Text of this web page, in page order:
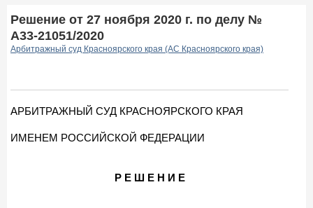
Решение от 27 ноября 2020 г. по делу №
А33-21051/2020
Арбитражный суд Красноярского края (АС Красноярского края)
АРБИТРАЖНЫЙ СУД КРАСНОЯРСКОГО КРАЯ
ИМЕНЕМ РОССИЙСКОЙ ФЕДЕРАЦИИ
Р Е Ш Е Н И Е